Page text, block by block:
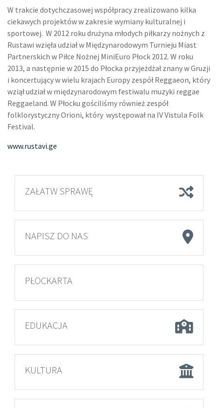
W trakcie dotychczasowej współpracy zrealizowano kilka
ciekawych projektów w zakresie wymiany kulturalnej i
sportowej. W 2012 roku drużyna młodych piłkarzy nożnych z
Rustawi wzięła udział w Międzynarodowym Turnieju Miast
Partnerskich w Piłce Nożnej MiniEuro Płock 2012. W roku
2013, a następnie w 2015 do Płocka przyjeżdżał znany w Gruzji
i koncertujący w wielu krajach Europy zespół Reggaeon, który
wziął udział w międzynarodowym festiwalu muzyki reggae
Reggaeland. W Płocku gościliśmy również zespół
folklorystyczny Orioni, który występował na IV Vistula Folk
Festival.
www.rustavi.ge
ZAŁATW SPRAWĘ
NAPISZ DO NAS
PŁOCKARTA
EDUKACJA
KULTURA